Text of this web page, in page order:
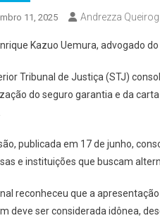
11, 2025 Andrezza
Kazuo Uemura, advogado do
Tribunal de Justiça (STJ)
do seguro garantia e da
publicada em 17 de junho,
e instituições que buscam
reconheceu que a
deve ser considerada idônea,